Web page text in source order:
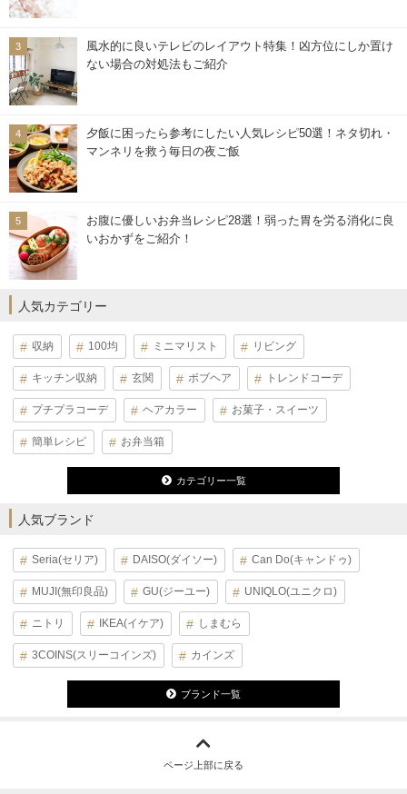
風水的に良いテレビのレイアウト特集！凶方位にしか置け
ない場合の対処法もご紹介
夕飯に困ったら参考にしたい人気レシピ50選！ネタ切れ・
マンネリを救う毎日の夜ご飯
お腹に優しいお弁当レシピ28選！弱った胃を労る消化に良
いおかずをご紹介！
人気カテゴリー
収納 100均 ミニマリスト リビング
キッチン収納 玄関 ボブヘア トレンドコーデ
プチプラコーデ ヘアカラー お菓子・スイーツ
簡単レシピ お弁当箱
カテゴリー一覧
人気ブランド
Seria(セリア) DAISO(ダイソー) Can Do(キャンドゥ)
MUJI(無印良品) GU(ジーユー) UNIQLO(ユニクロ)
ニトリ IKEA(イケア) しまむら
3COINS(スリーコインズ) カインズ
ブランド一覧
ページ上部に戻る